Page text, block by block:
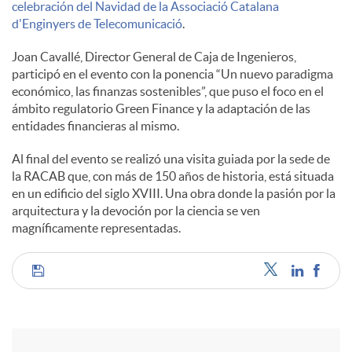
s
celebración del Navidad de la Associació Catalana
d'Enginyers de Telecomunicació
Joan Cavallé, Director General de Caja de Ingenieros,
participó en el evento con la ponencia “Un nuevo paradigma
económico, las finanzas sostenibles”, que puso el foco en el
ámbito regulatorio Green Finance y la adaptación de las
entidades financieras al mismo.
Al final del evento se realizó una visita guiada por la sede de
la RACAB que, con más de 150 años de historia, está situada
en un edificio del siglo XVIII. Una obra donde la pasión por la
arquitectura y la devoción por la ciencia se ven
magníficamente representadas.
C